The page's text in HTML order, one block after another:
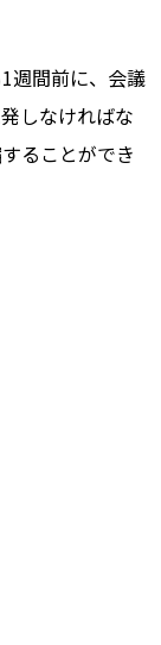
週間前に、会議
しなければな
ることができ